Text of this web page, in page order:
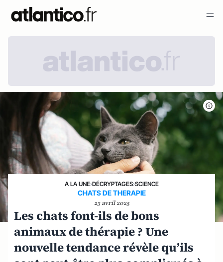
A LA UNE›DÉCRYPTAGES›SCIENCE
CHATS DE THERAPIE
23 avril 2025
Les chats font-ils de bons
animaux de thérapie ? Une
nouvelle tendance révèle qu’ils